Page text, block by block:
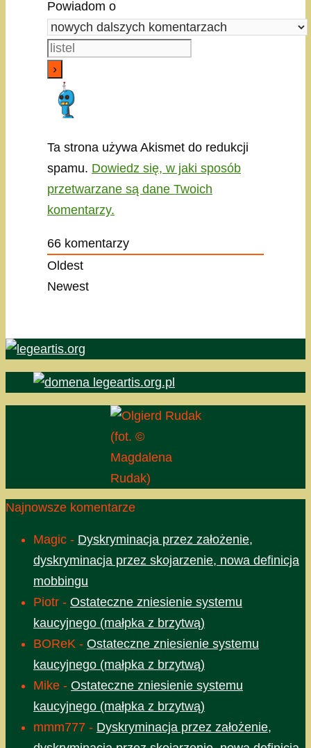
Powiadom o
Ta strona używa Akismet do redukcji
spamu. Dowiedz się, w jaki sposób
przetwarzane są dane Twoich
komentarzy.
66 komentarzy
Oldest
Newest
(fot. ©
Magdalena
Rudak)
Najnowsze komentarze
Magic - Dyskryminacja przez założenie,
dyskryminacja przez skojarzenie, nowa definicja
mobbingu
Piotr - Ostateczne zniesienie systemu
kaucyjnego (małpka z brzytwą)
BOReK - Ostateczne zniesienie systemu
kaucyjnego (małpka z brzytwą)
Mike - Ostateczne zniesienie systemu
kaucyjnego (małpka z brzytwą)
mmm777 - Dyskryminacja przez założenie,